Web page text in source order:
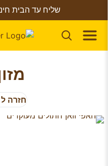
שליח עד הבית חינם
חזרה